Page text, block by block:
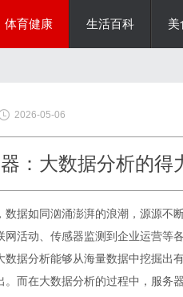
体育健康 生活百科 美
2026-05-06
：大数据分析的得
数据如同汹涌澎湃的浪潮，源源不
网活动、传感器监测到企业运营等
数据分析能够从海量数据中挖掘出
。而在大数据分析的过程中，服务